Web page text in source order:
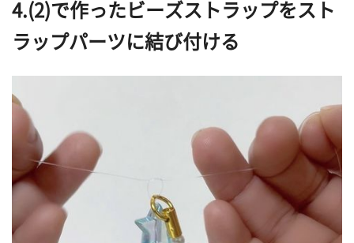
4.(2)で作ったビーズストラップをスト
ラップパーツに結び付ける